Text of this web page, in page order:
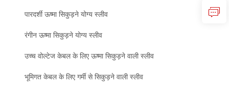
पारदर्शी ऊष्मा सिकुड़ने योग्य स्लीव
रंगीन ऊष्मा सिकुड़ने योग्य स्लीव
उच्च वोल्टेज केबल के लिए ऊष्मा सिकुड़ने वाली स्लीव
भूमिगत केबल के लिए गर्मी से सिकुड़ने वाली स्लीव